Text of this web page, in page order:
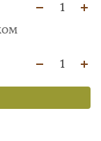
1
1